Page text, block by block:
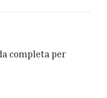
completa per